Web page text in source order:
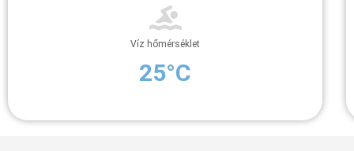
Víz hőmérséklet
25°C